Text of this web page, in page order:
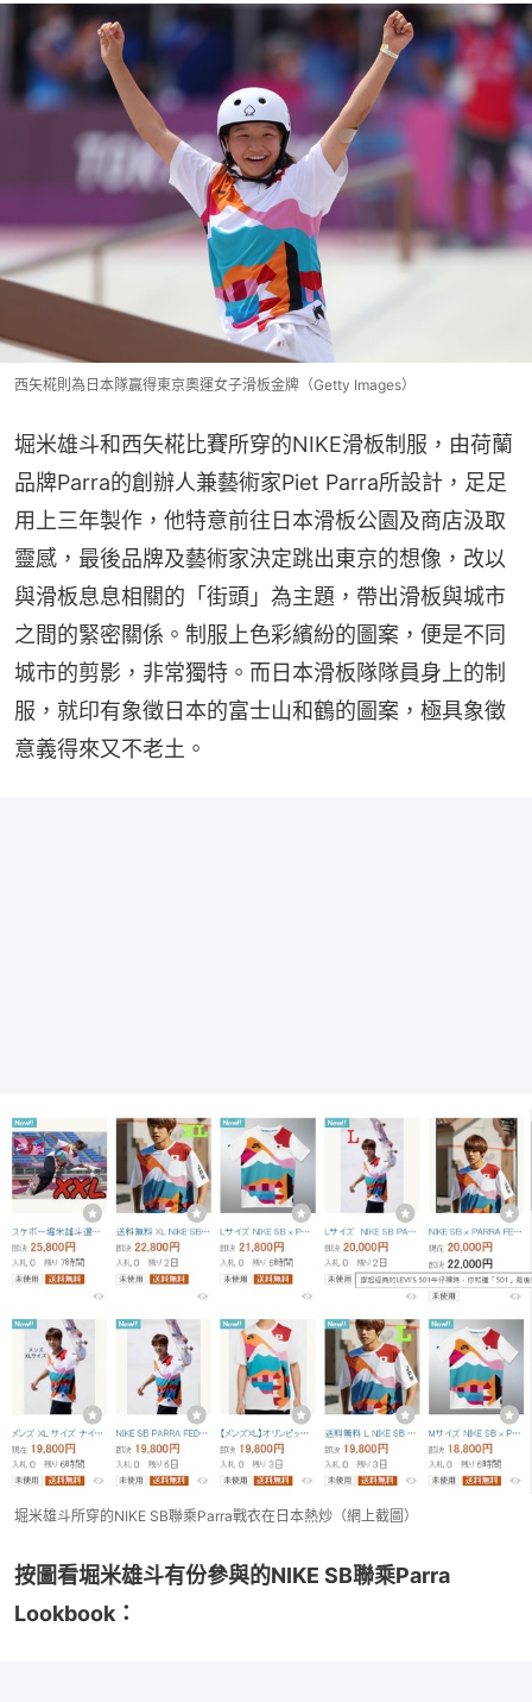
西矢椛則為日本隊贏得東京奧運女子滑板金牌（Getty Images）
堀米雄斗和西矢椛比賽所穿的NIKE滑板制服，由荷蘭
品牌Parra的創辦人兼藝術家Piet Parra所設計，足足
用上三年製作，他特意前往日本滑板公園及商店汲取
靈感，最後品牌及藝術家決定跳出東京的想像，改以
與滑板息息相關的「街頭」為主題，帶出滑板與城市
之間的緊密關係。制服上色彩繽紛的圖案，便是不同
城市的剪影，非常獨特。而日本滑板隊隊員身上的制
服，就印有象徵日本的富士山和鶴的圖案，極具象徵
意義得來又不老土。
堀米雄斗所穿的NIKE SB聯乘Parra戰衣在日本熱炒（網上截圖）
按圖看堀米雄斗有份參與的NIKE SB聯乘Parra
Lookbook：